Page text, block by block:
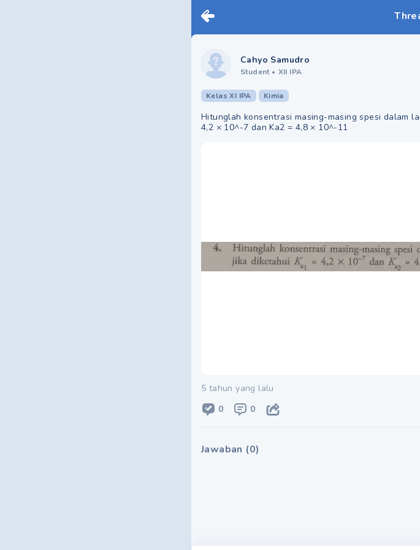
Cahyo Samudro
Student • XII IPA
Kelas XI IPA Kimia
Hitunglah konsentrasi masing-masing spesi dalam
4,2 × 10^-7 dan Ka2 = 4,8 × 10^-11
5 tahun yang lalu
0
0
Jawaban (0)